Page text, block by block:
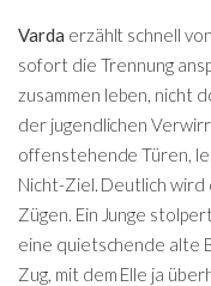
Varda erzählt schnell
sofort die Trennung
zusammen leben, nicht
der jugendlichen
offenstehende Türen,
Nicht-Ziel. Deutlich wird
Zügen. Ein Junge
eine quietschende alte
Zug, mit dem Elle ja